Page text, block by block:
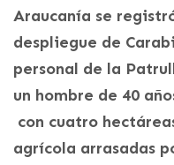
Araucanía se
despliegue de
personal de la
un hombre de 40
con cuatro
agrícola arrasadas